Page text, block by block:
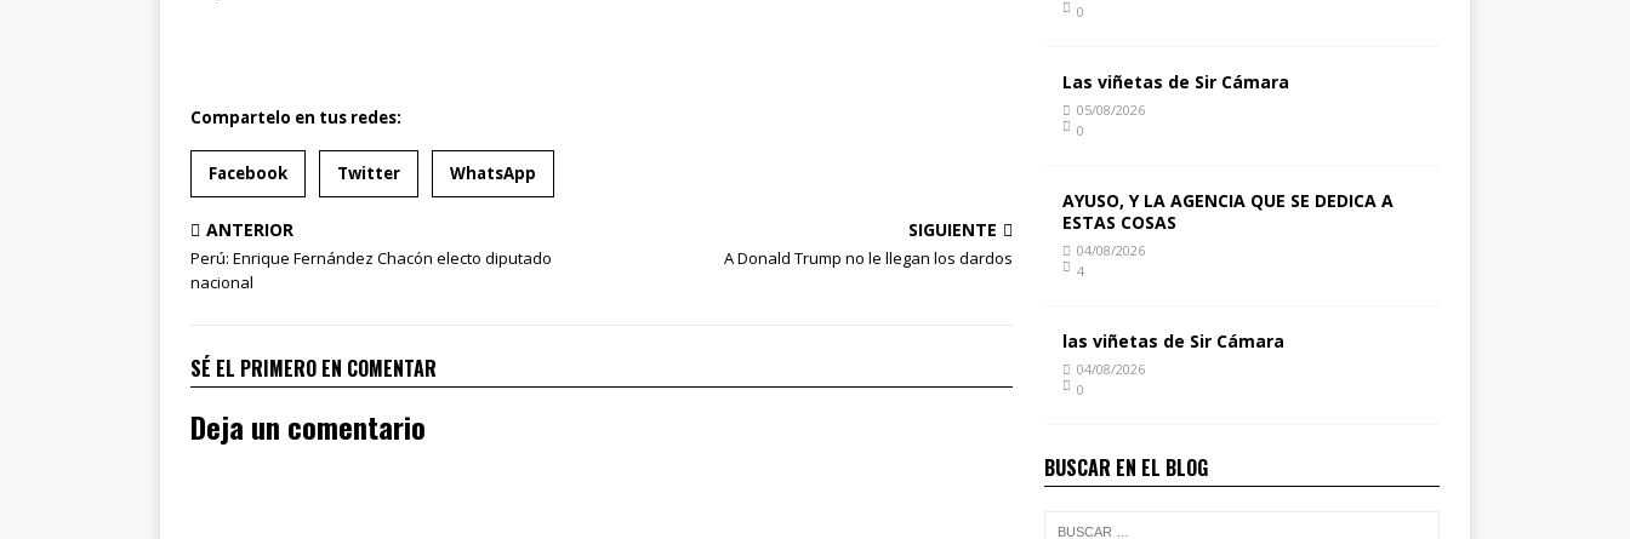
Compartelo en tus redes:
Facebook Twitter WhatsApp
ANTERIOR
Perú: Enrique Fernández Chacón electo diputado
nacional
SIGUIENTE
A Donald Trump no le llegan los dardos
SÉ EL PRIMERO EN COMENTAR
Deja un comentario
0
Las viñetas de Sir Cámara
05/08/2026
0
AYUSO, Y LA AGENCIA QUE SE DEDICA A
ESTAS COSAS
04/08/2026
4
las viñetas de Sir Cámara
04/08/2026
0
BUSCAR EN EL BLOG